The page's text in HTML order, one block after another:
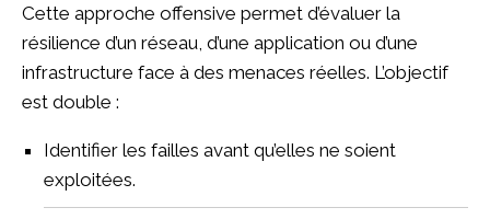
Cette approche offensive permet d’évaluer la
résilience d’un réseau, d’une application ou d’une
infrastructure face à des menaces réelles. L’objectif
est double :
Identifier les failles avant qu’elles ne soient
exploitées.